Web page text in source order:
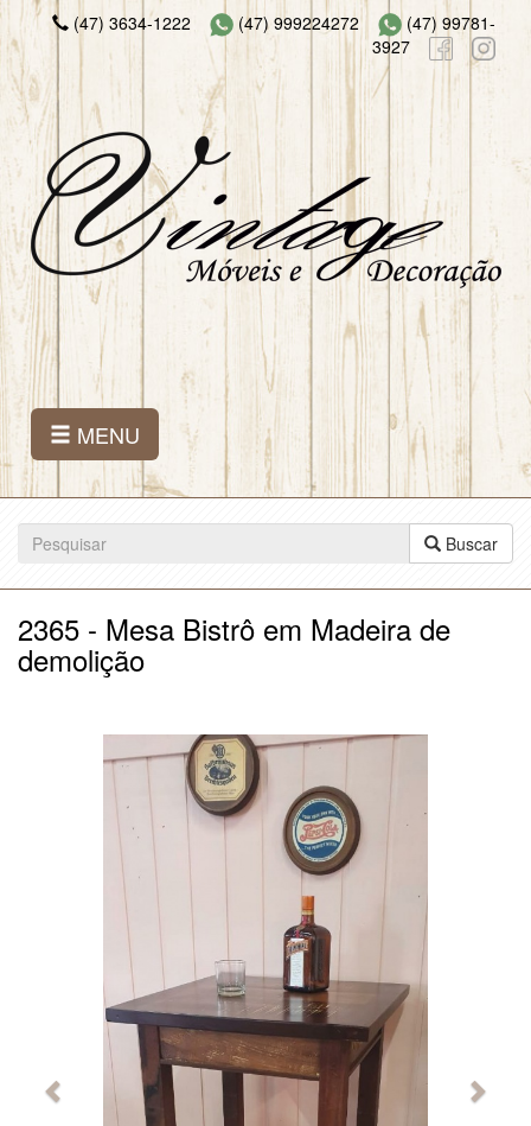
(47) 3634-1222 (47) 999224272
(47) 99781-
3927
MENU
Buscar
2365 - Mesa Bistrô em Madeira de
demolição
Anterior